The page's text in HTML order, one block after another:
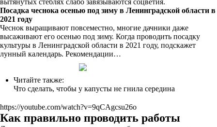
вытянутых стеблях слабо завязываются соцветия.
Посадка чеснока осенью под зиму в Ленинградской области в
2021 году
Чеснок выращивают повсеместно, многие дачники даже
высаживают его осенью под зиму. Когда проводить посадку
культуры в Ленинградской области в 2021 году, подскажет
лунный календарь. Рекомендации…
Читайте также:
Что сделать, чтобы у капусты не гнила середина
https://youtube.com/watch?v=9qCAgcsu26o
Как правильно проводить работы